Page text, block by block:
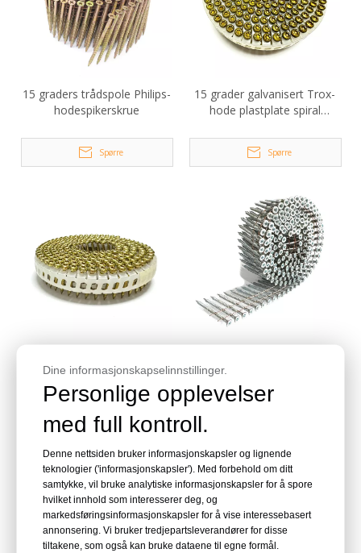
15 graders trådspole Philips-
hodespikerskrue
Spørre
15 grader galvanisert Trox-
hode plastplate spiral
Spørre
hode plastplate spiral
spikerskrue 2,1x20 mm
Spørre
galvanisert trådspole
spikerskruer
Dine informasjonskapselinnstillinger.
Personlige opplevelser
med full kontroll.
Denne nettsiden bruker informasjonskapsler og lignende
teknologier ('informasjonskapsler'). Med forbehold om ditt
samtykke, vil bruke analytiske informasjonskapsler for å spore
hvilket innhold som interesserer deg, og
markedsføringsinformasjonskapsler for å vise interessebasert
annonsering. Vi bruker tredjepartsleverandører for disse
tiltakene, som også kan bruke dataene til egne formål.